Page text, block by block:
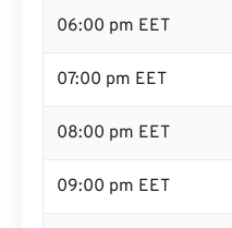
06:00 pm EET
07:00 pm EET
08:00 pm EET
09:00 pm EET